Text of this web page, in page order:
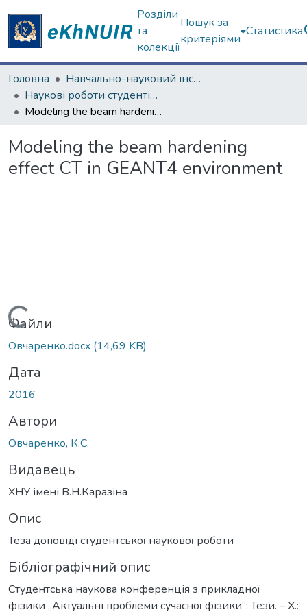
Розділи
та
колекції
Пошук за
критеріями
Статистика
Головна
Навчально-науковий інститут "Фізико-технічний факультет"
Наукові роботи студентів та аспірантів. Навчально-науковий інститут "Фізико-технічний факультет"
Modeling the beam hardening effect CT in GEANT4 environment
Modeling the beam hardening
effect CT in GEANT4 environment
Вантажиться...
Файли
Овчаренко.docx (14,69 KB)
Дата
2016
Автори
Овчаренко, К.С.
Видавець
ХНУ імені В.Н.Каразіна
Опис
Теза доповіді студентської наукової роботи
Бібліографічний опис
Студентська наукова конференція з прикладної
фізики „Актуальні проблеми сучасної фізики”: Тези. – Х.: